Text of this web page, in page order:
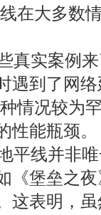
在大多数
真实案例
遇到了网
情况较为
性能瓶颈。
平线并非
《堡垒之
这表明，